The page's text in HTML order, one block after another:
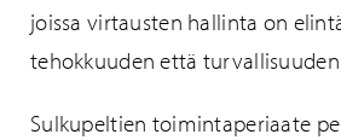
joissa virtausten hallinta on
tehokkuuden että
Sulkupeltien toimintaperiaate